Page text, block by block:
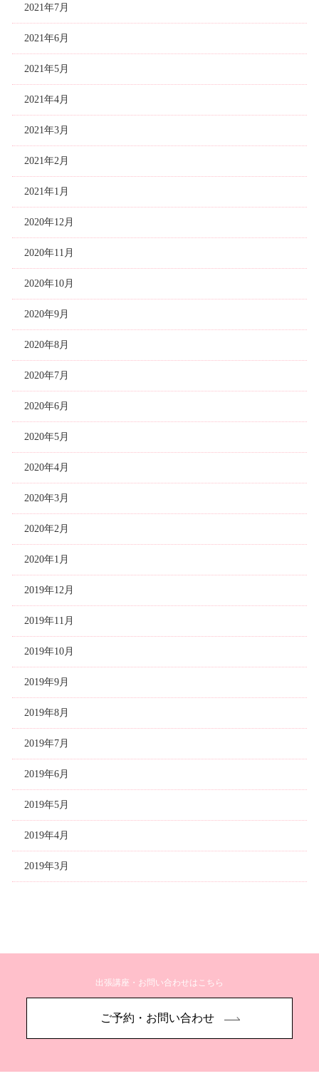
2021年7月
2021年6月
2021年5月
2021年4月
2021年3月
2021年2月
2021年1月
2020年12月
2020年11月
2020年10月
2020年9月
2020年8月
2020年7月
2020年6月
2020年5月
2020年4月
2020年3月
2020年2月
2020年1月
2019年12月
2019年11月
2019年10月
2019年9月
2019年8月
2019年7月
2019年6月
2019年5月
2019年4月
2019年3月
出張講座・お問い合わせはこちら
ご予約・お問い合わせ